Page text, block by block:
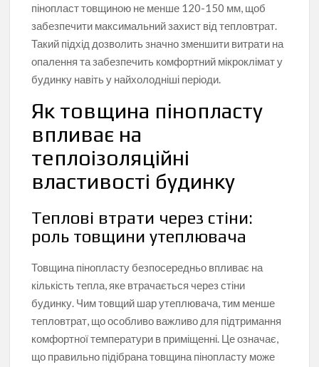
пінопласт товщиною не менше 120-150 мм, щоб
забезпечити максимальний захист від тепловтрат.
Такий підхід дозволить значно зменшити витрати на
опалення та забезпечить комфортний мікроклімат у
будинку навіть у найхолодніші періоди.
Як товщина пінопласту
впливає на
теплоізоляційні
властивості будинку
Теплові втрати через стіни:
роль товщини утеплювача
Товщина пінопласту безпосередньо впливає на
кількість тепла, яке втрачається через стіни
будинку. Чим товщий шар утеплювача, тим менше
тепловтрат, що особливо важливо для підтримання
комфортної температури в приміщенні. Це означає,
що правильно підібрана товщина пінопласту може